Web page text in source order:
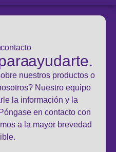
contacto
ayudarte.
nuestros productos o
Nuestro equipo
la información y la
en contacto con
a la mayor brevedad